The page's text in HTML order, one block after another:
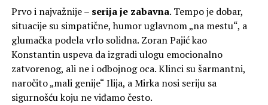
Prvo i najvažnije – serija je zabavna. Tempo je dobar,
situacije su simpatične, humor uglavnom „na mestu“, a
glumačka podela vrlo solidna. Zoran Pajić kao
Konstantin uspeva da izgradi ulogu emocionalno
zatvorenog, ali ne i odbojnog oca. Klinci su šarmantni,
naročito „mali genije“ Ilija, a Mirka nosi seriju sa
sigurnošću koju ne viđamo često.